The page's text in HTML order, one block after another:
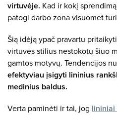
virtuvėje. Kad ir kokį
patogi darbo zona visuomet
Šią idėją ypač pravartu
virtuvės stilius nestokotų šiuo
gamtos motyvų. Tendencijos
efektyviau įsigyti lininius
medinius baldus.
Verta paminėti ir tai, jog lininiai